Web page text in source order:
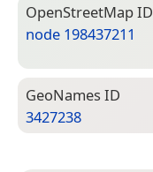
Open­Street­Map ID
node 198437211
Geo­Names ID
3427238